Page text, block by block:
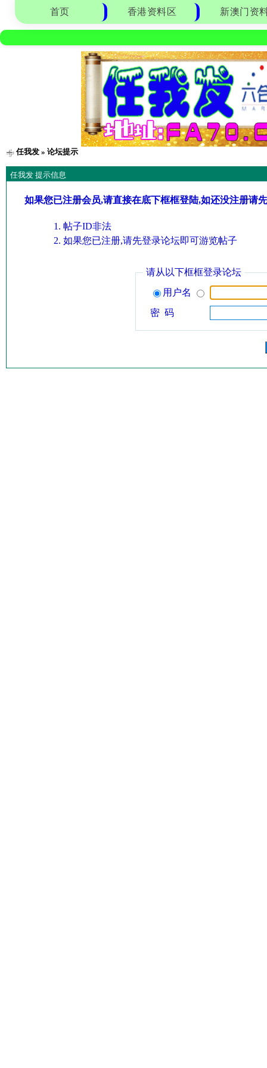
首页 香港资料区 新澳门资
任我发» 论坛提示
任我发 提示信息
如果您已注册会员,请直接在底下框框登陆,如还没注册请
帖子ID非法
如果您已注册,请先登录论坛即可游览帖子
请从以下框框登录论坛
用户名
密 码